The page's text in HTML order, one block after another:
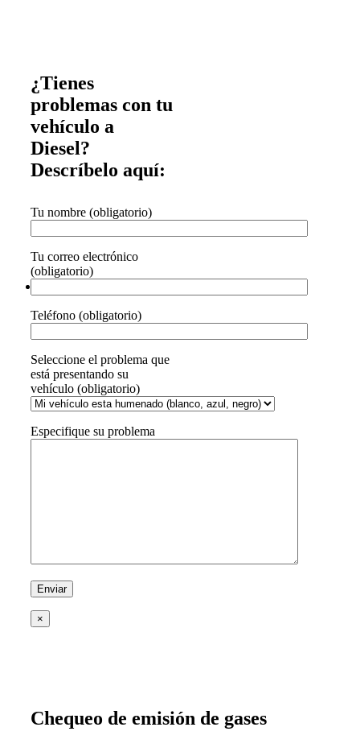
¿Tienes
problemas con tu
vehículo a
Diesel?
Descríbelo aquí:
Tu nombre (obligatorio)
Tu correo electrónico
(obligatorio)
Teléfono (obligatorio)
Seleccione el problema que
está presentando su
vehículo (obligatorio)
Especifique su problema
×
Chequeo de emisión de gases